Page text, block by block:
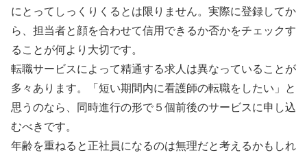
にとってしっくりくるとは限りません。実際に登録してか
ら、担当者と顔を合わせて信用できるか否かをチェックす
ることが何より大切です。
転職サービスによって精通する求人は異なっていることが
多々あります。「短い期間内に看護師の転職をしたい」と
思うのなら、同時進行の形で５個前後のサービスに申し込
むべきです。
年齢を重ねると正社員になるのは無理だと考えるかもしれ